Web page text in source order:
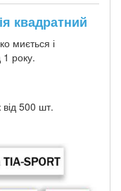
квадратний
миється і
1 року.
від 500 шт.